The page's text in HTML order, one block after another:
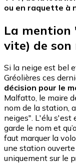
ou en raquette à
La
vite) de son
Si la neige est bel
Gréolières ces
décision pour le
Malfatto, le maire
nom de la station,
neiges". L'élu s'est
garde le nom et
faut marquer la
une station ouverte
uniquement sur le